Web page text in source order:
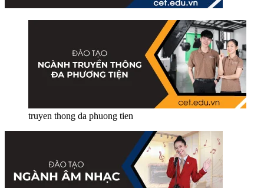
truyen thong da phuong tien